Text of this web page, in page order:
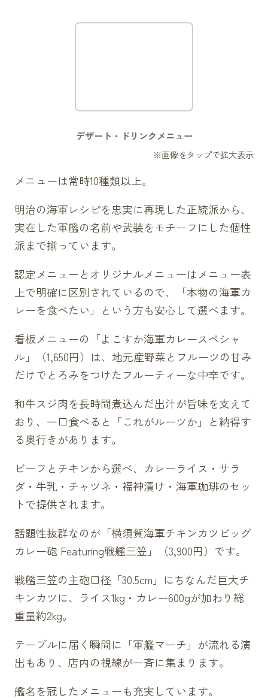
デザート・ドリンクメニュー
メニューは常時10種類以上。
明治の海軍レシピを忠実に再現した正統派から、
実在した軍艦の名前や武装をモチーフにした個性
派まで揃っています。
認定メニューとオリジナルメニューはメニュー表
上で明確に区別されているので、「本物の海軍カ
レーを食べたい」という方も安心して選べます。
看板メニューの「よこすか海軍カレースペシャ
ル」（1,650円）は、地元産野菜とフルーツの甘み
だけでとろみをつけたフルーティーな中辛です。
和牛スジ肉を長時間煮込んだ出汁が旨味を支えて
おり、一口食べると「これがルーツか」と納得す
る奥行きがあります。
ビーフとチキンから選べ、カレーライス・サラ
ダ・牛乳・チャツネ・福神漬け・海軍珈琲のセッ
トで提供されます。
話題性抜群なのが「横須賀海軍チキンカツビッグ
カレー砲 Featuring戦艦三笠」（3,900円）です。
戦艦三笠の主砲口径「30.5cm」にちなんだ巨大チ
キンカツに、ライス1kg・カレー600gが加わり総
重量約2kg。
テーブルに届く瞬間に「軍艦マーチ」が流れる演
出もあり、店内の視線が一斉に集まります。
艦名を冠したメニューも充実しています。